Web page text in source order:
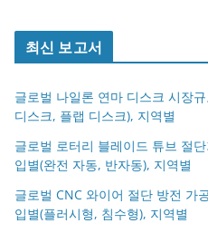
최신 보고서
글로벌 나일론 연마 디스크 시장
디스크, 플랩 디스크), 지역별
글로벌 로터리 블레이드 튜브 절
입별(완전 자동, 반자동), 지역별
글로벌 CNC 와이어 절단 방전 가
입별(플러시형, 침수형), 지역별